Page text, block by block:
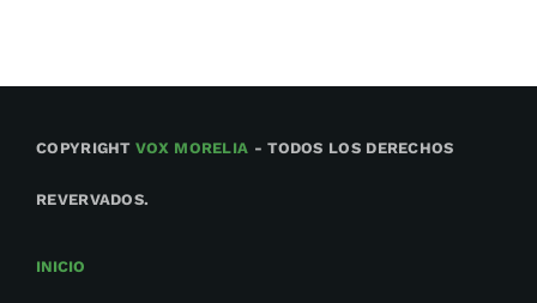
COPYRIGHTVOX MORELIA - TODOS LOS DERECHOS
REVERVADOS.
INICIO